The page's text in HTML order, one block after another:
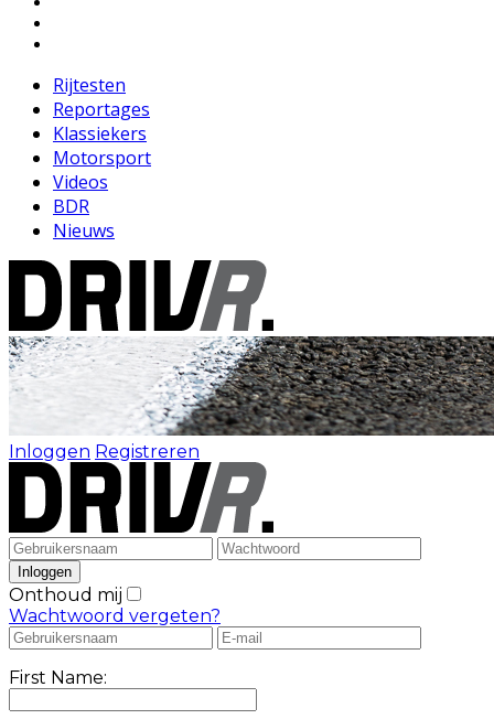
Rijtesten
Reportages
Klassiekers
Motorsport
Videos
BDR
Nieuws
Inloggen Registreren
Onthoud mij
Wachtwoord vergeten?
First Name: